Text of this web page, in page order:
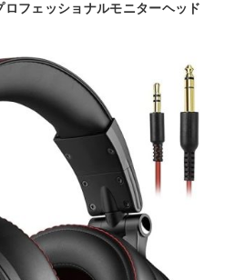
フェッショナルモニターヘッド